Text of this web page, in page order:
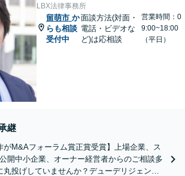
LBX法律事務所
留萌市 か
らも相談
受付中
面談方法(対面・
電話・ビデオな
ど)は応相談
営業時間：0
9:00~18:00
（平日）
継
がM&Aフォーラム賞正賞受賞】上場企業、ス
開中小企業、オーナー経営者からのご相談多
投げしていませんか？デューデリジェンス